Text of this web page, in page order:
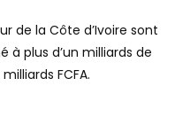
de la Côte d’Ivoire sont
plus d’un milliards de
FCFA.